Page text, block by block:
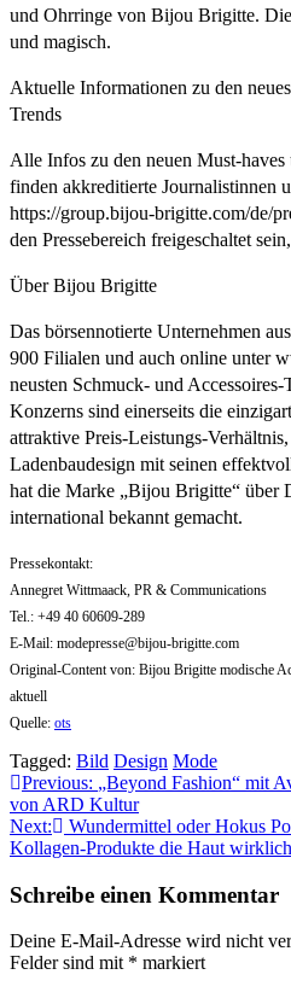
und Ohrringe von Bijou Brigitte.
und magisch.
Aktuelle Informationen zu den
Trends
Alle Infos zu den neuen Must-
finden akkreditierte Journalistinnen
https://group.bijou-brigitte.com/de/
den Pressebereich freigeschaltet
Über Bijou Brigitte
Das börsennotierte Unternehmen
900 Filialen und auch online unter
neusten Schmuck- und
Konzerns sind einerseits die
attraktive Preis-Leistungs-
Ladenbaudesign mit seinen
hat die Marke „Bijou Brigitte“ über
international bekannt gemacht.
Pressekontakt:
Annegret Wittmaack, PR & Communications
Tel.: +49 40 60609-289
E-Mail: modepresse@bijou-brigitte.com
Original-Content von: Bijou Brigitte modische
aktuell
Quelle: ots
Tagged: Bild Design Mode
Beitragsnavigation
Previous: „Beyond Fashion“ mit
von ARD Kultur
Next:
Wundermittel oder Hokus
Kollagen-Produkte die Haut
Schreibe einen Kommentar
Deine E-Mail-Adresse wird nicht
Felder sind mit * markiert